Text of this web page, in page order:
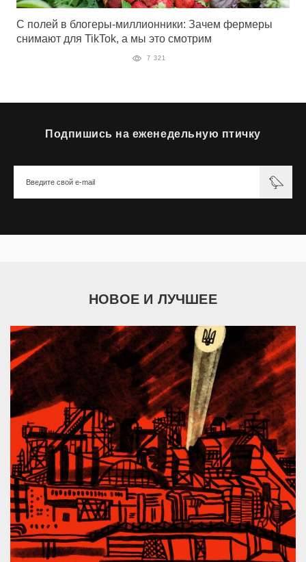
С полей в блогеры-миллионники: Зачем фермеры
снимают для TikTok, а мы это смотрим
7 321
Подпишись на еженедельную птичку
НОВОЕ И ЛУЧШЕЕ